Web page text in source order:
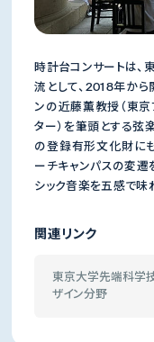
時計台コンサートは、
流として、2018年から
ンの近藤薫教授（東
ター）を筆頭とする弦
の登録有形文化財に
ーチキャンパスの変遷
シック音楽を五感で味
関連リンク
東京大学先端科学
ザイン分野